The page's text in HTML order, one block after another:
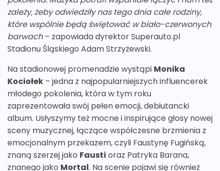
zależy, żeby odwiedziły nas tego dnia całe rodziny,
które wspólnie będą świętować w biało-czerwonych
barwach– zapowiada dyrektor Superauto.pl
Stadionu Śląskiego Adam Strzyżewski.
Na stadionowej promenadzie wystąpi Monika
Kociołek – jedna z najpopularniejszych influencerek
młodego pokolenia, która w tym roku
zaprezentowała swój pełen emocji, debiutancki
album. Usłyszymy też mocne i inspirujące głosy nowej
sceny muzycznej, łączące współczesne brzmienia z
emocjonalnym przekazem, czyli Faustynę Fugińską,
znaną szerzej jako Fausti oraz Patryka Barana,
znanego jako Mortal. Na scenie pojawi się również